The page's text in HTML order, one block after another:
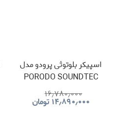
اسپیکر بلوتوثی پرودو مدل
PORODO SOUNDTEC
100W PDSTF7
۱۶٫۷۸۰٫۰۰۰
۱۴٫۸۹۰٫۰۰۰ تومان